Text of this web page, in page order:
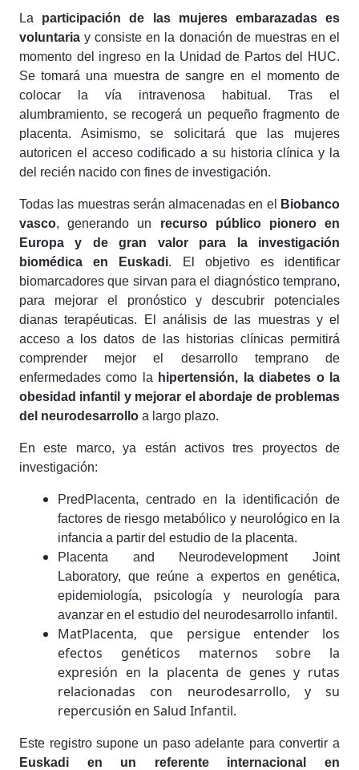
La participación de las mujeres embarazadas es
voluntaria y consiste en la donación de muestras en el
momento del ingreso en la Unidad de Partos del HUC.
Se tomará una muestra de sangre en el momento de
colocar la vía intravenosa habitual. Tras el
alumbramiento, se recogerá un pequeño fragmento de
placenta. Asimismo, se solicitará que las mujeres
autoricen el acceso codificado a su historia clínica y la
del recién nacido con fines de investigación.
Todas las muestras serán almacenadas en el
Biobanco
vasco, generando un recurso público pionero en
Europa y de gran valor para la investigación
biomédica en Euskadi. El objetivo es identificar
biomarcadores que sirvan para el diagnóstico temprano,
para mejorar el pronóstico y descubrir potenciales
dianas terapéuticas. El análisis de las muestras y el
acceso a los datos de las historias clínicas permitirá
comprender mejor el desarrollo temprano de
enfermedades como la hipertensión, la diabetes o la
obesidad infantil y mejorar el abordaje de problemas
del neurodesarrollo a largo plazo.
En este marco, ya están activos tres proyectos de
investigación:
PredPlacenta, centrado en la identificación de
factores de riesgo metabólico y neurológico en la
infancia a partir del estudio de la placenta.
Placenta and Neurodevelopment Joint
Laboratory, que reúne a expertos en genética,
epidemiología, psicología y neurología para
avanzar en el estudio del neurodesarrollo infantil.
MatPlacenta, que persigue entender los
efectos genéticos maternos sobre la
expresión en la placenta de genes y rutas
relacionadas con neurodesarrollo, y su
repercusión en Salud Infantil.
Este registro supone un paso adelante para convertir a
Euskadi en un referente internacional en